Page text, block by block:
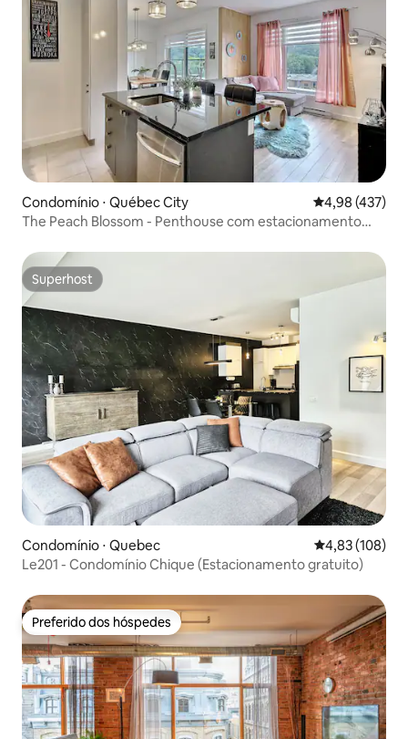
Condomínio ⋅ Québec City 4,98 de uma
4,98 (437)
The Peach Blossom - Penthouse com estacionamento
Superhost
Superhost
Condomínio ⋅ Quebec 4,83 de uma
4,83 (108)
Le201 - Condomínio Chique (Estacionamento gratuito)
Preferido dos hóspedes
Preferido dos hóspedes